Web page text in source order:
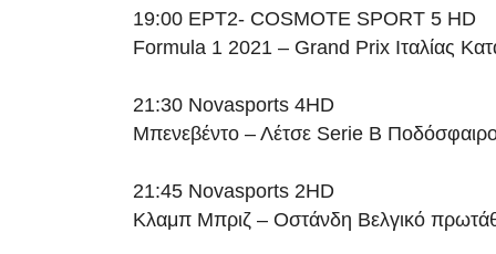
19:00 ΕΡΤ2- COSMOTE SPORT 5 HD
Formula 1 2021 – Grand Prix Ιταλίας
21:30 Novasports 4HD
Μπενεβέντο – Λέτσε Serie B
21:45 Novasports 2HD
Κλαμπ Μπριζ – Οστάνδη Βελγικό